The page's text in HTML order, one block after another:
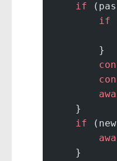
    if
        if
        }
    }
    if
    }